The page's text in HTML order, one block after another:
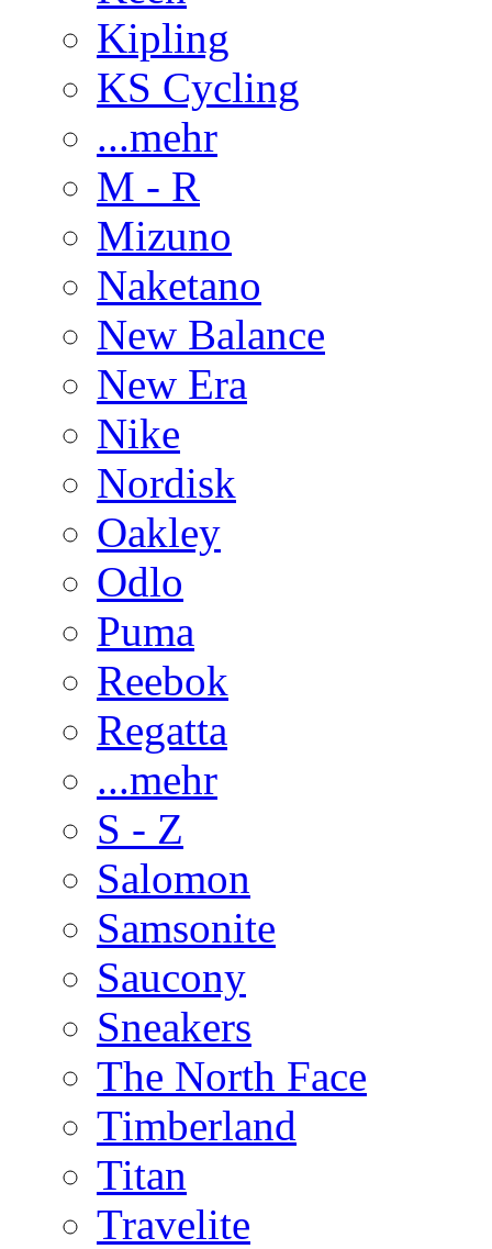
Kipling
KS Cycling
...mehr
M - R
Mizuno
Naketano
New Balance
New Era
Nike
Nordisk
Oakley
Odlo
Puma
Reebok
Regatta
...mehr
S - Z
Salomon
Samsonite
Saucony
Sneakers
The North Face
Timberland
Titan
Travelite